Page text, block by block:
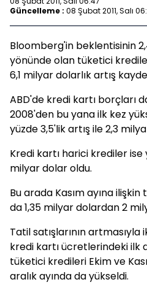
Güncelleme : 08 Şubat 2011, Salı
Bloomberg'in beklentisinin
yönünde olan tüketici
6,1 milyar dolarlık artış
ABD'de kredi kartı borçları
2008'den bu yana ilk kez
yüzde 3,5'lik artış ile 2,3
Kredi kartı harici krediler ise
milyar dolar oldu.
Bu arada Kasım ayına
da 1,35 milyar dolardan 2
Tatil satışlarının artmasıyla
kredi kartı ücretlerindeki ilk
tüketici kredileri Ekim ve
aralık ayında da yükseldi.